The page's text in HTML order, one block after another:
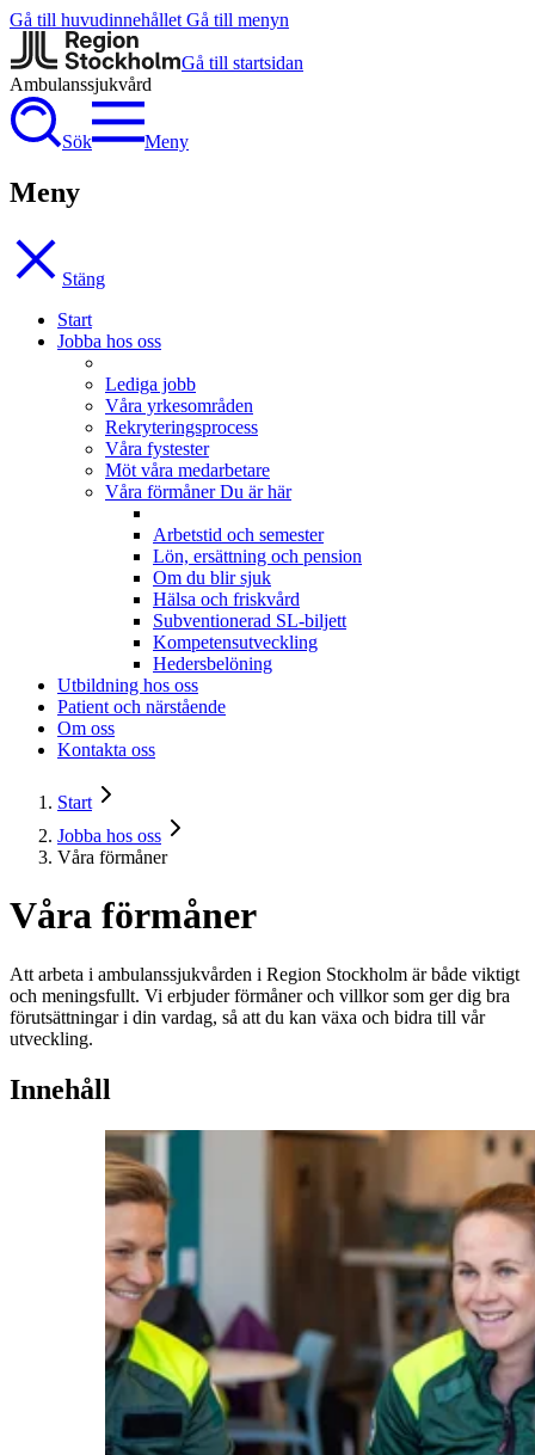
Gå till huvudinnehållet Gå till menyn
Gå till startsidan
Ambulanssjukvård
Sök Meny
Meny
Stäng
Start
Jobba hos oss
Lediga jobb
Våra yrkesområden
Rekryteringsprocess
Våra fystester
Möt våra medarbetare
Våra förmåner Du är här
Arbetstid och semester
Lön, ersättning och pension
Om du blir sjuk
Hälsa och friskvård
Subventionerad SL-biljett
Kompetensutveckling
Hedersbelöning
Utbildning hos oss
Patient och närstående
Om oss
Kontakta oss
Start
Jobba hos oss
Våra förmåner
Våra förmåner
Att arbeta i ambulanssjukvården i Region Stockholm är både viktigt
och meningsfullt. Vi erbjuder förmåner och villkor som ger dig bra
förutsättningar i din vardag, så att du kan växa och bidra till vår
utveckling.
Innehåll